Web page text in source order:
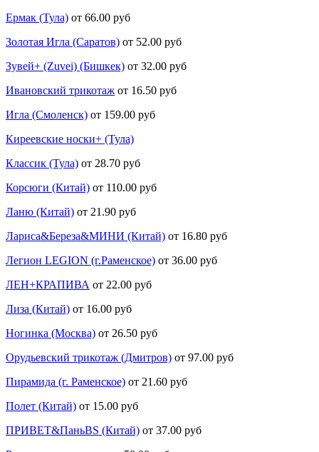
Ермак (Тула) от 66.00 руб
Золотая Игла (Саратов) от 52.00 руб
Зувей+ (Zuvei) (Бишкек) от 32.00 руб
Ивановский трикотаж от 16.50 руб
Игла (Смоленск) от 159.00 руб
Киреевские носки+ (Тула)
Классик (Тула) от 28.70 руб
Корсюги (Китай) от 110.00 руб
Ланю (Китай) от 21.90 руб
Лариса&Береза&МИНИ (Китай) от 16.80 руб
Легион LEGION (г.Раменское) от 36.00 руб
ЛЕН+КРАПИВА от 22.00 руб
Лиза (Китай) от 16.00 руб
Ногинка (Москва) от 26.50 руб
Орудьевский трикотаж (Дмитров) от 97.00 руб
Пирамида (г. Раменское) от 21.60 руб
Полет (Китай) от 15.00 руб
ПРИВЕТ&ПаньBS (Китай) от 37.00 руб